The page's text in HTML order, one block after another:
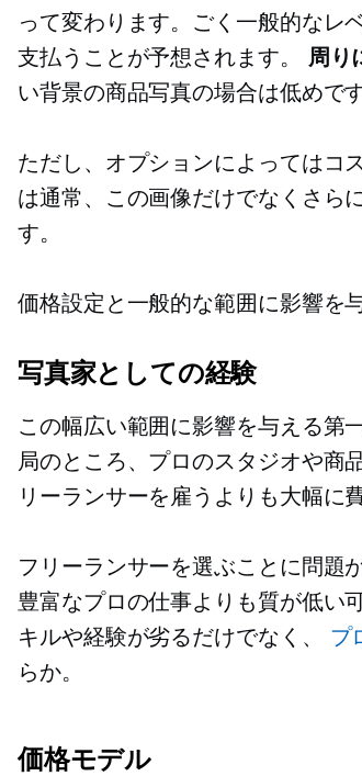
って変わります。ごく一般的なレ
支払うことが予想されます。
周り
い背景の商品写真の場合は低めです
ただし、オプションによってはコ
は通常、この画像だけでなくさら
す。
価格設定と一般的な範囲に影響を
写真家としての経験
この幅広い範囲に影響を与える第
局のところ、プロのスタジオや商
リーランサーを雇うよりも大幅に
フリーランサーを選ぶことに問題
豊富なプロの仕事よりも質が低い
キルや経験が劣るだけでなく、 プ
らか。
価格モデル